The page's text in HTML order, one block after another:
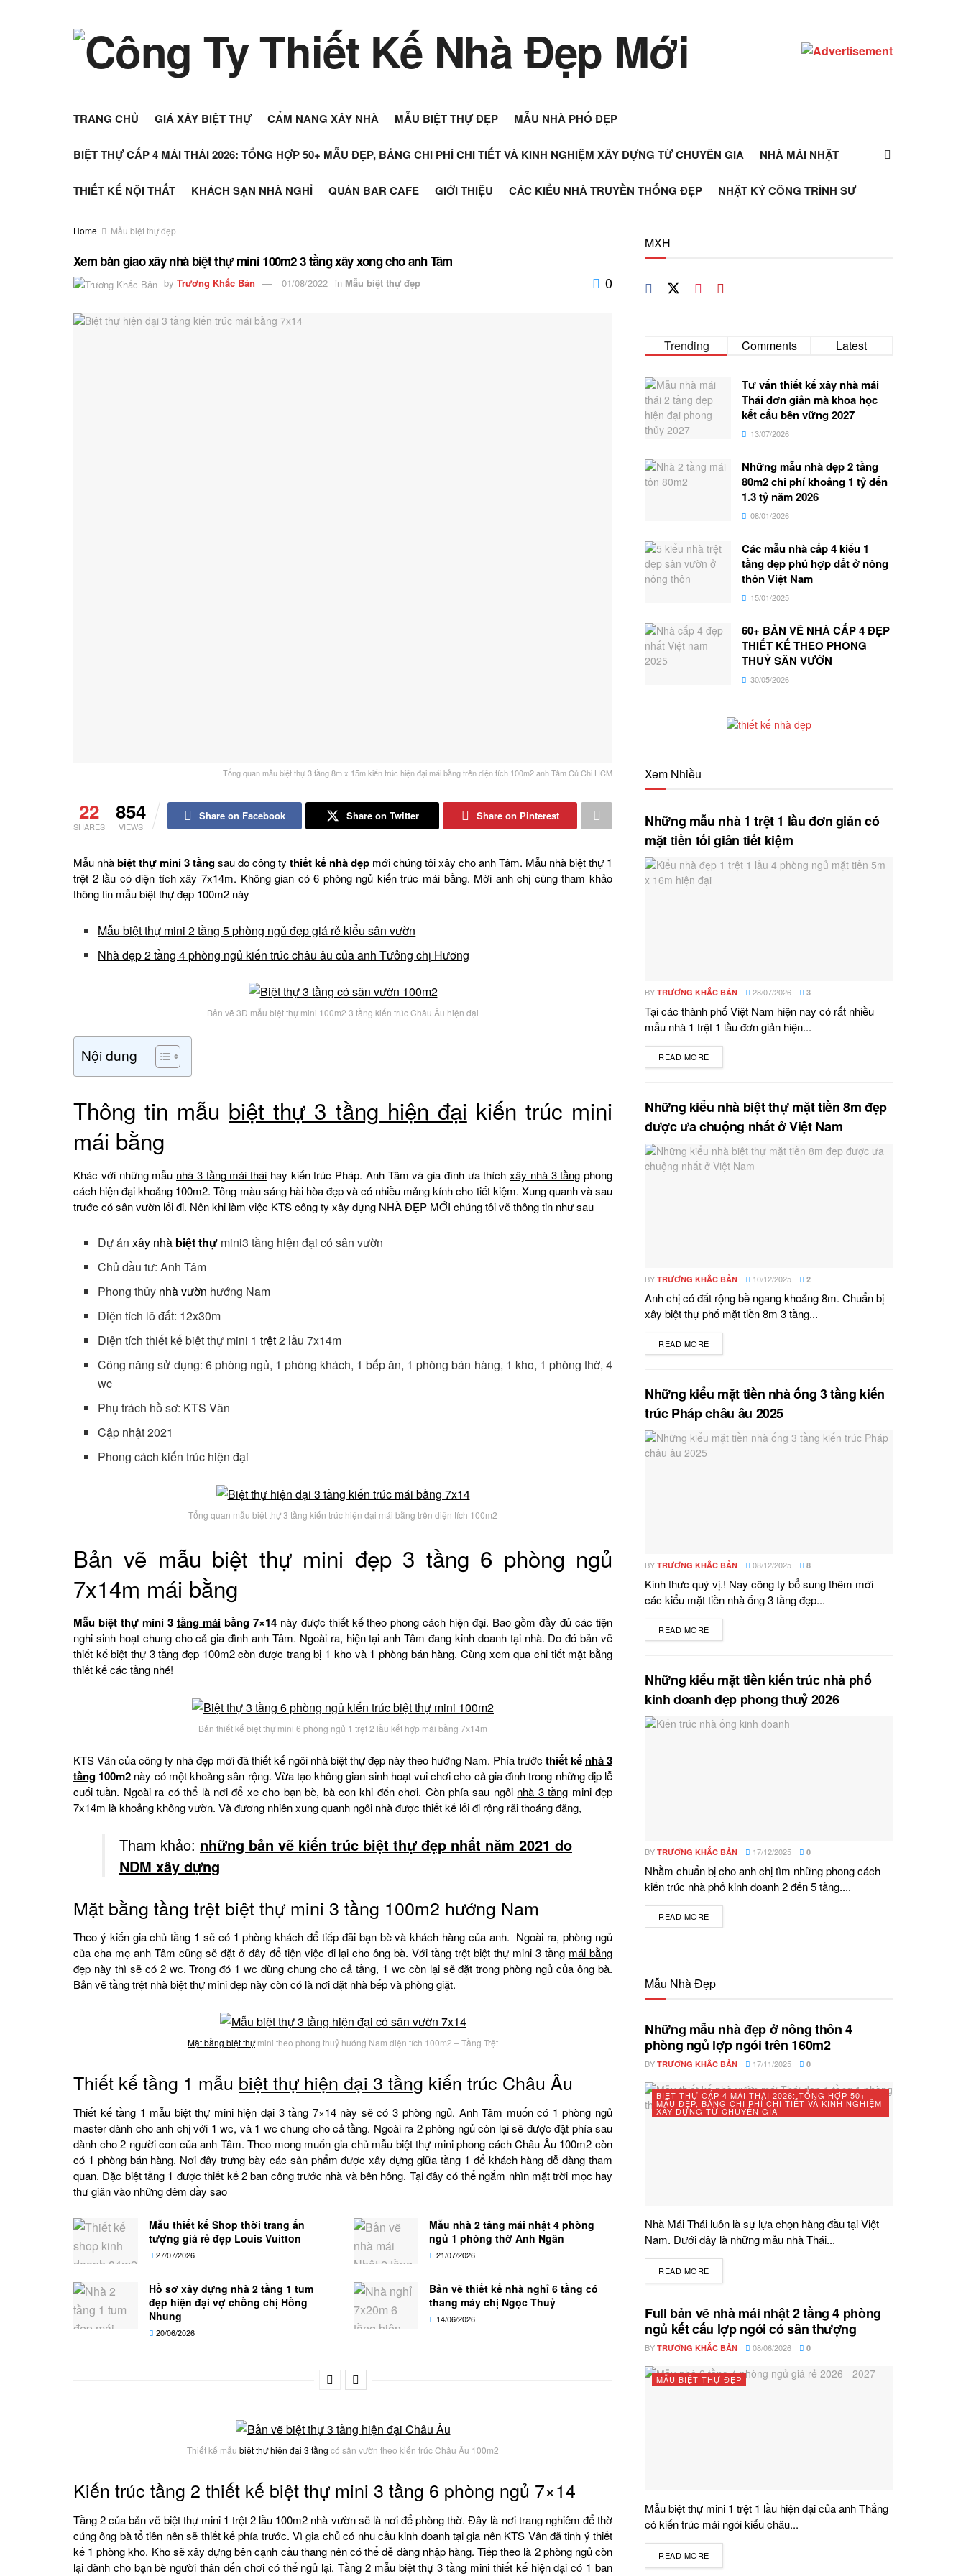
TRANG CHỦ GIÁ XÂY BIỆT THỰ CẨM NANG XÂY NHÀ MẪU BIỆT THỰ ĐẸP MẪU NHÀ PHỐ ĐẸP
BIỆT THỰ CẤP 4 MÁI THÁI 2026: TỔNG HỢP 50+ MẪU ĐẸP, BẢNG CHI PHÍ CHI TIẾT VÀ KINH NGHIỆM XÂY DỰNG TỪ CHUYÊN GIA NHÀ MÁI NHẬT
THIẾT KẾ NỘI THẤT KHÁCH SẠN NHÀ NGHỈ QUÁN BAR CAFE GIỚI THIỆU CÁC KIỂU NHÀ TRUYỀN THỐNG ĐẸP NHẬT KÝ CÔNG TRÌNH SƯ
Home Mẫu biệt thự đẹp
Xem bàn giao xây nhà biệt thự mini 100m2 3 tầng xây xong cho anh Tâm
by Trương Khắc Bản 01/08/2022 in Mẫu biệt thự đẹp 0
Tổng quan mẫu biệt thự 3 tầng 8m x 15m kiến trúc hiện đại mái bằng trên diện tích 100m2 anh Tâm Củ Chi HCM
22
SHARES
854
VIEWS
Share on Facebook Share on Twitter Share on Pinterest
Mẫu nhàbiệt thự mini 3 tầngsau do công ty thiết kế nhà đẹp mới chúng tôi xây cho anh Tâm. Mẫu nhà biệt thự 1
trệt 2 lầu có diện tích xây 7x14m. Không gian có 6 phòng ngủ kiến trúc mái bằng. Mời anh chị cùng tham khảo
thông tin mẫu biệt thự đẹp 100m2 này
Mẫu biệt thự mini 2 tầng 5 phòng ngủ đẹp giá rẻ kiểu sân vườn
Nhà đẹp 2 tầng 4 phòng ngủ kiến trúc châu âu của anh Tưởng chị Hương
Bản vẽ 3D mẫu biệt thự mini 100m2 3 tầng kiến trúc Châu Âu hiện đại
Nội dung
Thông tin mẫu biệt thự 3 tầng hiện đại kiến trúc mini
mái bằng
Khác với những mẫu nhà 3 tầng mái thái hay kiến trúc Pháp. Anh Tâm và gia đình ưa thích xây nhà 3 tầng phong
cách hiện đại khoảng 100m2. Tông màu sáng hài hòa đẹp và có nhiều mảng kính cho tiết kiệm. Xung quanh và sau
trước có sân vườn lối đi. Nên khi làm việc KTS công ty xây dựng NHÀ ĐẸP MỚI chúng tôi vẽ thông tin như sau
Dự án xây nhà biệt thự mini3 tầng hiện đại có sân vườn
Chủ đầu tư: Anh Tâm
Phong thủy nhà vườn hướng Nam
Diện tích lô đất: 12x30m
Diện tích thiết kế biệt thự mini 1trệt2 lầu 7x14m
Công năng sử dụng: 6 phòng ngủ, 1 phòng khách, 1 bếp ăn, 1 phòng bán hàng, 1 kho, 1 phòng thờ, 4
wc
Phụ trách hồ sơ: KTS Vân
Cập nhật 2021
Phong cách kiến trúc hiện đại
Tổng quan mẫu biệt thự 3 tầng kiến trúc hiện đại mái bằng trên diện tích 100m2
Bản vẽ mẫu biệt thự mini đẹp 3 tầng 6 phòng ngủ
7x14m mái bằng
Mẫu biệt thự mini 3 tầng máibằng 7×14này được thiết kế theo phong cách hiện đại. Bao gồm đầy đủ các tiện
nghi sinh hoạt chung cho cả gia đình anh Tâm. Ngoài ra, hiện tại anh Tâm đang kinh doanh tại nhà. Do đó bản vẽ
thiết kế biệt thự 3 tầng đẹp 100m2 còn được trang bị 1 kho và 1 phòng bán hàng. Cùng xem qua chi tiết mặt bằng
thiết kế các tầng nhé!
Bản thiết kế biệt thự mini 6 phòng ngủ 1 trệt 2 lầu kết hợp mái bằng 7x14m
KTS Vân của công ty nhà đẹp mới đã thiết kế ngôi nhà biệt thự đẹp này theo hướng Nam. Phía trước thiết kế nhà 3
tầng 100m2 này có một khoảng sân rộng. Vừa tạo không gian sinh hoạt vui chơi cho cả gia đình trong những dịp lễ
cuối tuần. Ngoài ra có thể là nơi để xe cho bạn bè, bà con khi đến chơi. Còn phía sau ngôi nhà 3 tầng mini đẹp
7x14m là khoảng không vườn. Và đương nhiên xung quanh ngôi nhà được thiết kế lối đi rộng rãi thoáng đãng,
Tham khảo: những bản vẽ kiến trúc biệt thự đẹp nhất năm 2021 do
NDM xây dựng
Mặt bằng tầng trệt biệt thự mini 3 tầng 100m2 hướng Nam
Theo ý kiến gia chủ tầng 1 sẽ có 1 phòng khách để tiếp đãi bạn bè và khách hàng của anh. Ngoài ra, phòng ngủ
của cha mẹ anh Tâm cũng sẽ đặt ở đây để tiện việc đi lại cho ông bà. Với tầng trệt biệt thự mini 3 tầng mái bằng
đẹp này thì sẽ có 2 wc. Trong đó 1 wc dùng chung cho cả tầng, 1 wc còn lại sẽ đặt trong phòng ngủ của ông bà.
Bản vẽ tầng trệt nhà biệt thự mini đẹp này còn có là nơi đặt nhà bếp và phòng giặt.
Mặt bằng biệt thựmini theo phong thuỷ hướng Nam diện tích 100m2 – Tầng Trệt
Thiết kế tầng 1 mẫu biệt thự hiện đại 3 tầng kiến trúc Châu Âu
Thiết kế tầng 1 mẫu biệt thự mini hiện đại 3 tầng 7×14 này sẽ có 3 phòng ngủ. Anh Tâm muốn có 1 phòng ngủ
master dành cho anh chị với 1 wc, và 1 wc chung cho cả tầng. Ngoài ra 2 phòng ngủ còn lại sẽ được đặt phía sau
dành cho 2 người con của anh Tâm. Theo mong muốn gia chủ mẫu biệt thự mini phong cách Châu Âu 100m2 còn
có 1 phòng bán hàng. Nơi đây trưng bày các sản phẩm được xây dựng giữa tầng 1 để khách hàng dễ dàng tham
quan. Đặc biệt tầng 1 được thiết kế 2 ban công trước nhà và bên hông. Tại đây có thể ngắm nhìn mặt trời mọc hay
thư giãn vào những đêm đầy sao
Mẫu thiết kế Shop thời trang ấn
tượng giá rẻ đẹp Louis Vuitton
27/07/2026
Mẫu nhà 2 tầng mái nhật 4 phòng
ngủ 1 phòng thờ Anh Ngân
21/07/2026
Hồ sơ xây dựng nhà 2 tầng 1 tum
đẹp hiện đại vợ chồng chị Hồng
Nhung
20/06/2026
Bản vẽ thiết kế nhà nghỉ 6 tầng có
thang máy chị Ngọc Thuỷ
14/06/2026
Thiết kế mẫu biệt thự hiện đại 3 tầng có sân vườn theo kiến trúc Châu Âu 100m2
Kiến trúc tầng 2 thiết kế biệt thự mini 3 tầng 6 phòng ngủ 7×14
Tầng 2 của bản vẽ biệt thự mini 1 trệt 2 lầu 100m2 nhà vườn sẽ là nơi để phòng thờ. Đây là nơi trang nghiêm để thờ
cúng ông bà tổ tiên nên sẽ thiết kế phía trước. Vì gia chủ có nhu cầu kinh doanh tại gia nên KTS Vân đã tinh ý thiết
kế 1 phòng kho. Kho sẽ xây dựng bên cạnh cầu thangnên có thể dễ dàng nhập hàng. Tiếp theo là 2 phòng ngủ còn
lại dành cho bạn bè người thân đến chơi có thể ngủ lại. Tầng 2 mẫu biệt thự 3 tầng mini thiết kế hiện đại có 1 ban
MXH
Trending Comments Latest
Tư vấn thiết kế xây nhà mái
Thái đơn giản mà khoa học
kết cấu bền vững 2027
13/07/2026
Những mẫu nhà đẹp 2 tầng
80m2 chi phí khoảng 1 tỷ đến
1.3 tỷ năm 2026
08/01/2026
Các mẫu nhà cấp 4 kiểu 1
tầng đẹp phú hợp đất ở nông
thôn Việt Nam
15/01/2025
60+ BẢN VẼ NHÀ CẤP 4 ĐẸP
THIẾT KẾ THEO PHONG
THUỶ SÂN VƯỜN
30/05/2026
Xem Nhiều
Những mẫu nhà 1 trệt 1 lầu đơn giản có
mặt tiền tối giản tiết kiệm
BY TRƯƠNG KHẮC BẢN 28/07/2026 3
Tại các thành phố Việt Nam hiện nay có rất nhiều
mẫu nhà 1 trệt 1 lầu đơn giản hiện...
READ MORE
Những kiểu nhà biệt thự mặt tiền 8m đẹp
được ưa chuộng nhất ở Việt Nam
BY TRƯƠNG KHẮC BẢN 10/12/2025 2
Anh chị có đất rộng bề ngang khoảng 8m. Chuẩn bị
xây biệt thự phố mặt tiền 8m 3 tầng...
READ MORE
Những kiểu mặt tiền nhà ống 3 tầng kiến
trúc Pháp châu âu 2025
BY TRƯƠNG KHẮC BẢN 08/12/2025 8
Kinh thưc quý vị.! Nay công ty bổ sung thêm mới
các kiểu mặt tiền nhà ống 3 tầng đẹp...
READ MORE
Những kiểu mặt tiền kiến trúc nhà phố
kinh doanh đẹp phong thuỷ 2026
BY TRƯƠNG KHẮC BẢN 17/12/2025 0
Nhằm chuẩn bị cho anh chị tìm những phong cách
kiến trúc nhà phố kinh doanh 2 đến 5 tầng....
READ MORE
Mẫu Nhà Đẹp
Những mẫu nhà đẹp ở nông thôn 4
phòng ngủ lợp ngói trên 160m2
BY TRƯƠNG KHẮC BẢN 17/11/2025 0
BIỆT THỰ CẤP 4 MÁI THÁI 2026: TỔNG HỢP 50+
MẪU ĐẸP, BẢNG CHI PHÍ CHI TIẾT VÀ KINH NGHIỆM
XÂY DỰNG TỪ CHUYÊN GIA
Nhà Mái Thái luôn là sự lựa chọn hàng đầu tại Việt
Nam. Dưới đây là những mẫu nhà Thái...
READ MORE
Full bản vẽ nhà mái nhật 2 tầng 4 phòng
ngủ kết cấu lợp ngói có sân thượng
BY TRƯƠNG KHẮC BẢN 08/06/2026 0
MẪU BIỆT THỰ ĐẸP
Mẫu biệt thự mini 1 trệt 1 lầu hiện đại của anh Thắng
có kiến trúc mái ngói kiểu châu...
READ MORE